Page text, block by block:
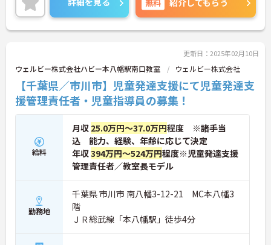
ご興味ある方には、面接対策ポイントなど、さらに
詳細をお話しいたしますのでお気軽にご相談くださ
い！
紹介してもらう
更新日：2025年02月10日
ウェルビー株式会社ハビー本八幡駅南口教室 ウェルビー株式会社
【千葉県／市川市】児童発達支援にて児童発達支
援管理責任者・児童指導員の募集！
給料
月収 25.0万円～37.0万円程度 ※諸手当
込 能力、経験、年齢に応じて決定
年収394万円～524万円程度※児童発達支援
管理責任者／教室長モデル
勤務地
千葉県 市川市 南八幡3-12-21 MC本八幡3
階
ＪＲ総武線「本八幡駅」徒歩4分